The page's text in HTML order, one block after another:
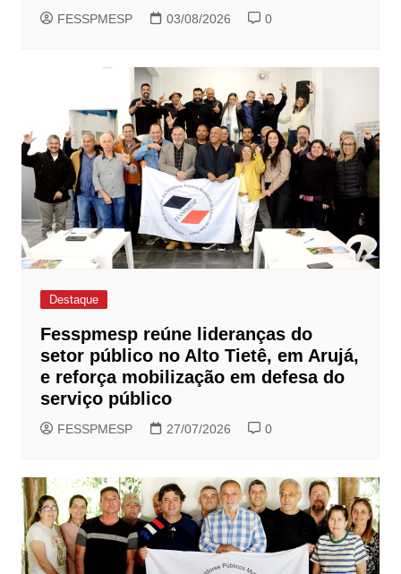
FESSPMESP 03/08/2026 0
Destaque
Fesspmesp reúne lideranças do
setor público no Alto Tietê, em Arujá,
e reforça mobilização em defesa do
serviço público
FESSPMESP 27/07/2026 0